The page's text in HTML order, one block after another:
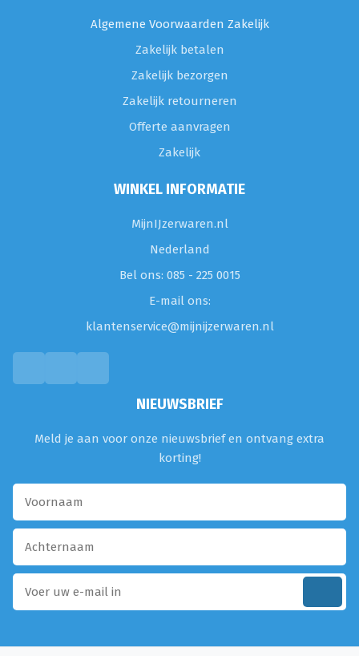
Algemene Voorwaarden Zakelijk
Zakelijk betalen
Zakelijk bezorgen
Zakelijk retourneren
Offerte aanvragen
Zakelijk
WINKEL INFORMATIE
MijnIJzerwaren.nl
Nederland
Bel ons: 085 - 225 0015
E-mail ons:
klantenservice@mijnijzerwaren.nl
NIEUWSBRIEF
Meld je aan voor onze nieuwsbrief en ontvang extra
korting!